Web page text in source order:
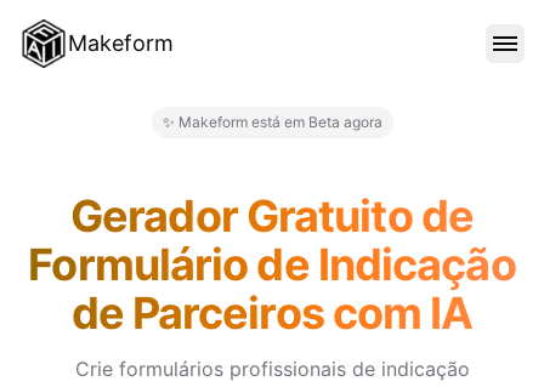
Makeform
BLOG
PREÇO
✨ Makeform está em Beta agora
Gerador Gratuito de
Formulário de Indicação
de Parceiros com IA
Crie formulários profissionais de indicação